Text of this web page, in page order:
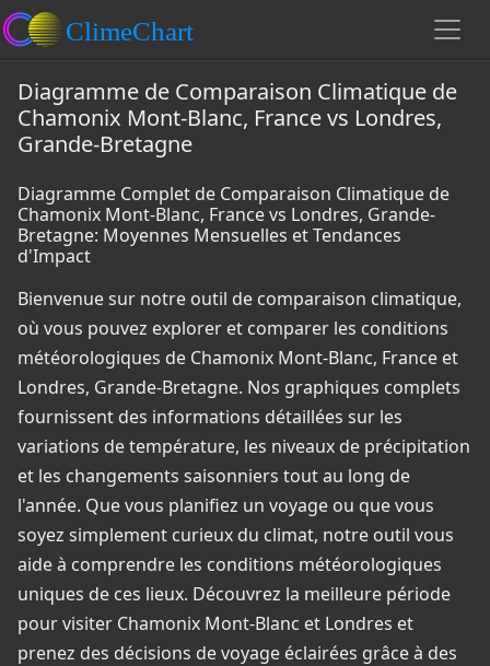
Diagramme de Comparaison Climatique de
Chamonix Mont-Blanc, France vs Londres,
Grande-Bretagne
Diagramme Complet de Comparaison Climatique de
Chamonix Mont-Blanc, France vs Londres, Grande-
Bretagne: Moyennes Mensuelles et Tendances
d'Impact
Bienvenue sur notre outil de comparaison climatique,
où vous pouvez explorer et comparer les conditions
météorologiques de Chamonix Mont-Blanc, France et
Londres, Grande-Bretagne. Nos graphiques complets
fournissent des informations détaillées sur les
variations de température, les niveaux de précipitation
et les changements saisonniers tout au long de
l'année. Que vous planifiez un voyage ou que vous
soyez simplement curieux du climat, notre outil vous
aide à comprendre les conditions météorologiques
uniques de ces lieux. Découvrez la meilleure période
pour visiter Chamonix Mont-Blanc et Londres et
prenez des décisions de voyage éclairées grâce à des